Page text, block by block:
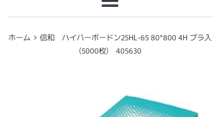
メ
ニ
ュ
ー
ホーム › 信和 ハイパーボードン25HL-65 80*800 4H プラ入
(5000枚) 405630